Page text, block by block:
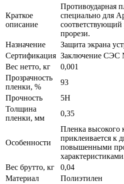
Краткое
описание
Противоударная
специально для
соответствующий
прорези.
Назначение
Защита экрана
Сертификация Заключение СЭС
Вес нетто, кг
0,001
Прозрачность
пленки, %
93
Прочность
5H
Толщина
пленки, мм
0,35
Особенности
Пленка высокого
приклеивается к
повышенными
Вес брутто, кг
0,04
Материал
Полиэтилен